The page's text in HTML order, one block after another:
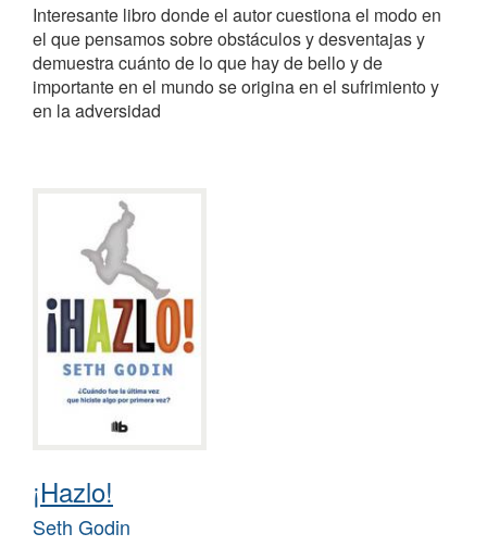
Interesante libro donde el autor cuestiona el modo en
el que pensamos sobre obstáculos y desventajas y
demuestra cuánto de lo que hay de bello y de
importante en el mundo se origina en el sufrimiento y
en la adversidad
¡Hazlo!
Seth Godin